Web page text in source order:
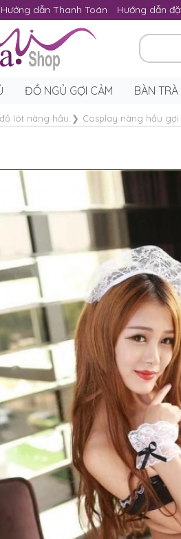
Hướng dẫn Thanh Toán Hướng dẫn
ĐỒ NGỦ GỢI CẢM BÀN
đồ lót nàng hầu ❯ Cosplay nàng hầu gợi